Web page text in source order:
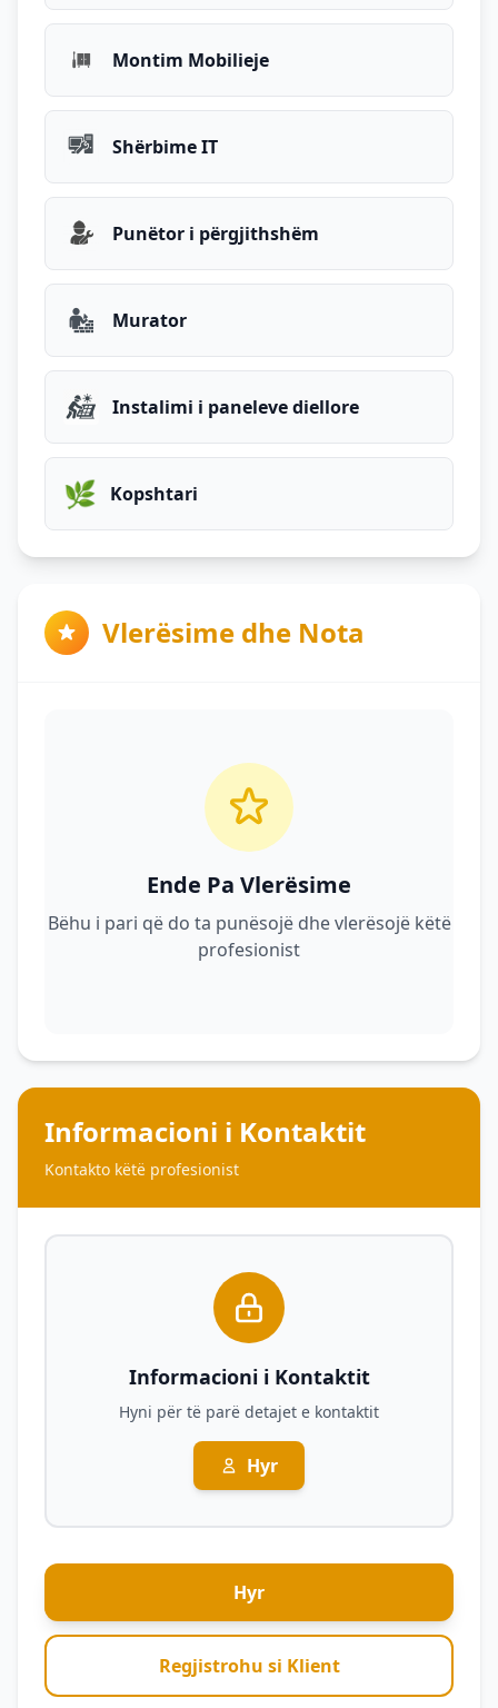
Montim Mobilieje
Shërbime IT
Punëtor i përgjithshëm
Murator
Instalimi i paneleve diellore
🌿 Kopshtari
Vlerësime dhe Nota
Ende Pa Vlerësime
Bëhu i pari që do ta punësojë dhe vlerësojë këtë
profesionist
Informacioni i Kontaktit
Kontakto këtë profesionist
Informacioni i Kontaktit
Hyni për të parë detajet e kontaktit
Hyr
Hyr
Regjistrohu si Klient